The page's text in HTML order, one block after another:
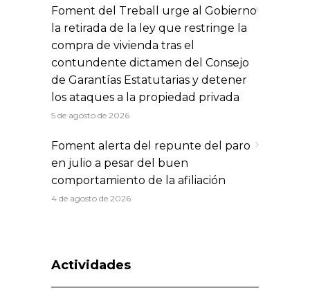
Foment del Treball urge al Gobierno
la retirada de la ley que restringe la
compra de vivienda tras el
contundente dictamen del Consejo
de Garantías Estatutarias y detener
los ataques a la propiedad privada
5 de agosto de 2026
Foment alerta del repunte del paro
en julio a pesar del buen
comportamiento de la afiliación
4 de agosto de 2026
Actividades